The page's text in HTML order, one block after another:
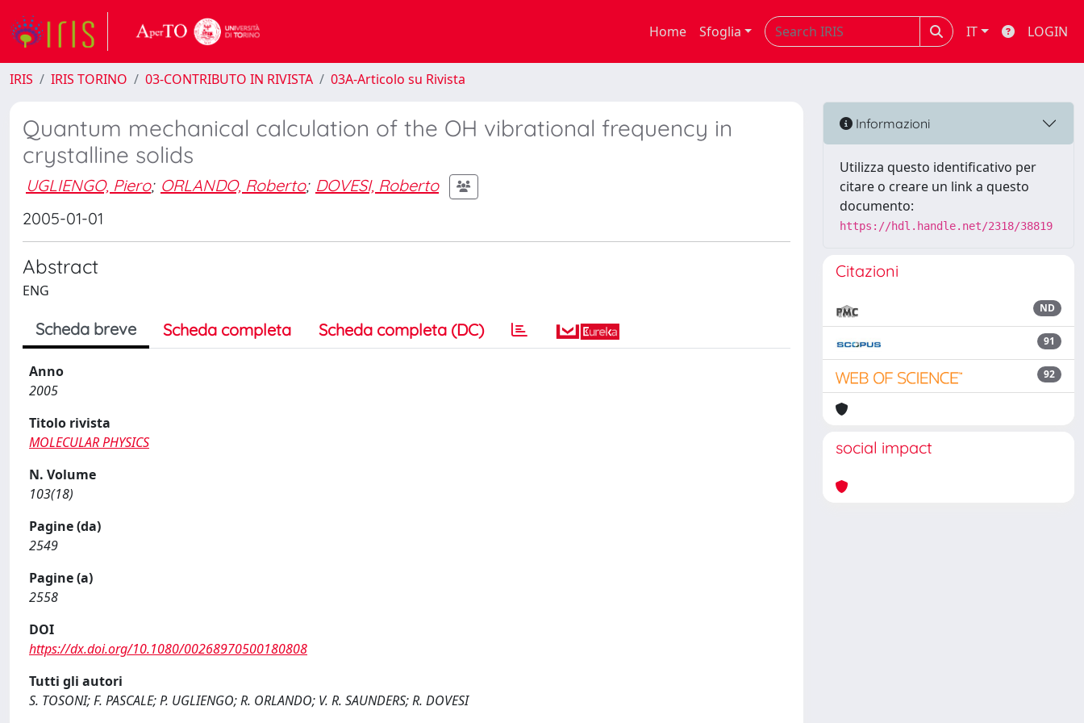
Home Sfoglia IT LOGIN
IRIS IRIS TORINO 03-CONTRIBUTO IN RIVISTA 03A-Articolo su Rivista
Quantum mechanical calculation of the OH vibrational frequency in
crystalline solids
UGLIENGO, Piero; ORLANDO, Roberto; DOVESI, Roberto
2005-01-01
Abstract
ENG
Scheda breve Scheda completa Scheda completa (DC)
Anno
2005
Titolo rivista
MOLECULAR PHYSICS
N. Volume
103(18)
Pagine (da)
2549
Pagine (a)
2558
DOI
https://dx.doi.org/10.1080/00268970500180808
Tutti gli autori
S. TOSONI; F. PASCALE; P. UGLIENGO; R. ORLANDO; V. R. SAUNDERS; R. DOVESI
Informazioni
Utilizza questo identificativo per
citare o creare un link a questo
documento:
https://hdl.handle.net/2318/38819
Citazioni
ND
91
92
social impact